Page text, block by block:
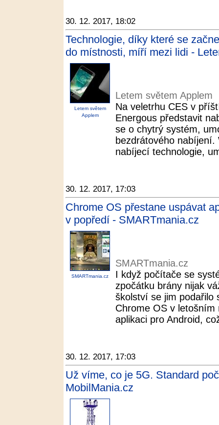
30. 12. 2017, 18:02
Technologie, díky které se
do místnosti, míří mezi lidi -
Letem světem
Applem
Letem světem Applem
Na veletrhu CES v
Energous představit
se o chytrý systém,
bezdrátového
nabíjecí technologie,
30. 12. 2017, 17:03
Chrome OS přestane uspávat
v popředí - SMARTmania.cz
SMARTmania.cz
SMARTmania.cz
I když počítače se
zpočátku brány nijak
školství se jim podařilo
Chrome OS v
aplikaci pro Android,
30. 12. 2017, 17:03
Už víme, co je 5G. Standard
MobilMania.cz